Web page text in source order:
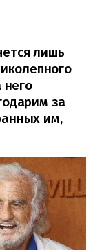
лишь
него
за
им,